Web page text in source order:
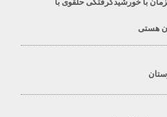
با خورشیدگرفتگی حلقوی با
هستی